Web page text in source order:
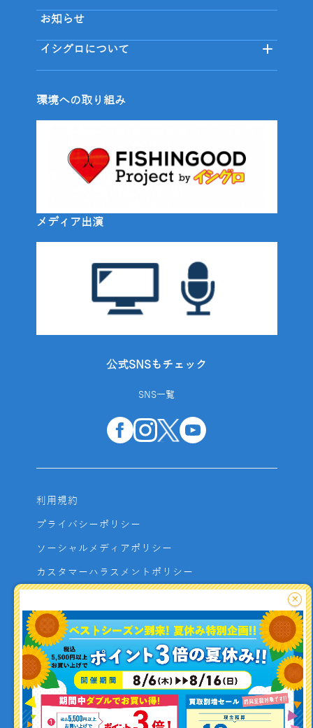
釣り情報を
投稿する
お知らせ
イシグロについて
環境への取り組み
メディア出演
公式SNSもチェック
SNS一覧
利用規約
プライバシーポリシー
ソーシャルメディアポリシー
カスタマーハラスメントポリシー
よくあるご質問
お問い合わせ
利用者資金の保全方法
×